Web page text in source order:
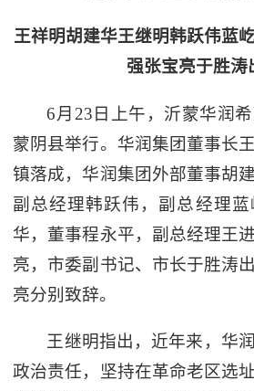
王祥明胡建华王继明韩跃伟蓝
强张宝亮于胜涛
6月23日上午，沂蒙华润
蒙阴县举行。华润集团董事长
镇落成，华润集团外部董事胡
副总经理韩跃伟，副总经理
华，董事程永平，副总经理王
亮，市委副书记、市长于胜涛
亮分别致辞。
王继明指出，近年来，华
政治责任，坚持在革命老区选